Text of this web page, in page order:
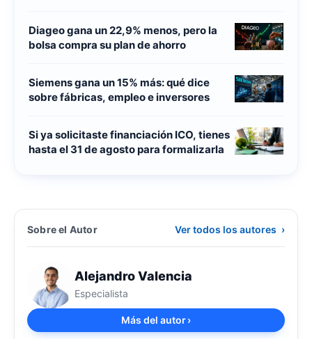
Diageo gana un 22,9% menos, pero la
bolsa compra su plan de ahorro
Siemens gana un 15% más: qué dice
sobre fábricas, empleo e inversores
Si ya solicitaste financiación ICO, tienes
hasta el 31 de agosto para formalizarla
Sobre el Autor Ver todos los autores ›
Alejandro Valencia
Especialista
Más del autor›